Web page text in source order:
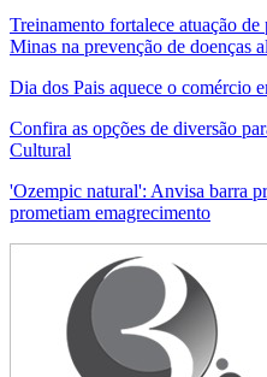
Treinamento fortalece atuação
Minas na prevenção de doenças
Dia dos Pais aquece o comércio
Confira as opções de diversão
Cultural
'Ozempic natural': Anvisa barra
prometiam emagrecimento